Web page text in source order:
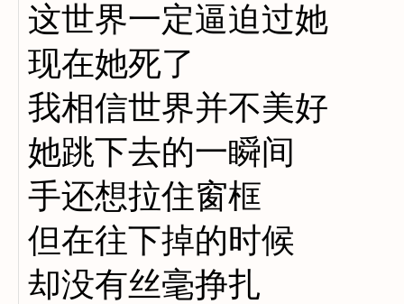
这世界一定逼迫过她
现在她死了
我相信世界并不美好
她跳下去的一瞬间
手还想拉住窗框
但在往下掉的时候
却没有丝毫挣扎